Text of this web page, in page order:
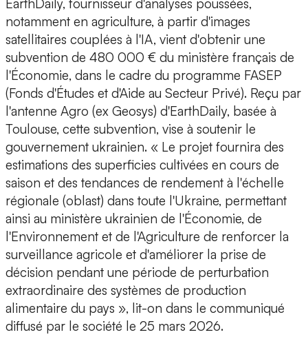
EarthDaily, fournisseur d'analyses poussées,
notamment en agriculture, à partir d'images
satellitaires couplées à l'IA, vient d'obtenir une
subvention de 480 000 € du ministère français de
l'Économie, dans le cadre du programme FASEP
(Fonds d'Études et d'Aide au Secteur Privé). Reçu par
l'antenne Agro (ex Geosys) d'EarthDaily, basée à
Toulouse, cette subvention, vise à soutenir le
gouvernement ukrainien. « Le projet fournira des
estimations des superficies cultivées en cours de
saison et des tendances de rendement à l'échelle
régionale (oblast) dans toute l'Ukraine, permettant
ainsi au ministère ukrainien de l'Économie, de
l'Environnement et de l'Agriculture de renforcer la
surveillance agricole et d'améliorer la prise de
décision pendant une période de perturbation
extraordinaire des systèmes de production
alimentaire du pays », lit-on dans le communiqué
diffusé par le société le 25 mars 2026.